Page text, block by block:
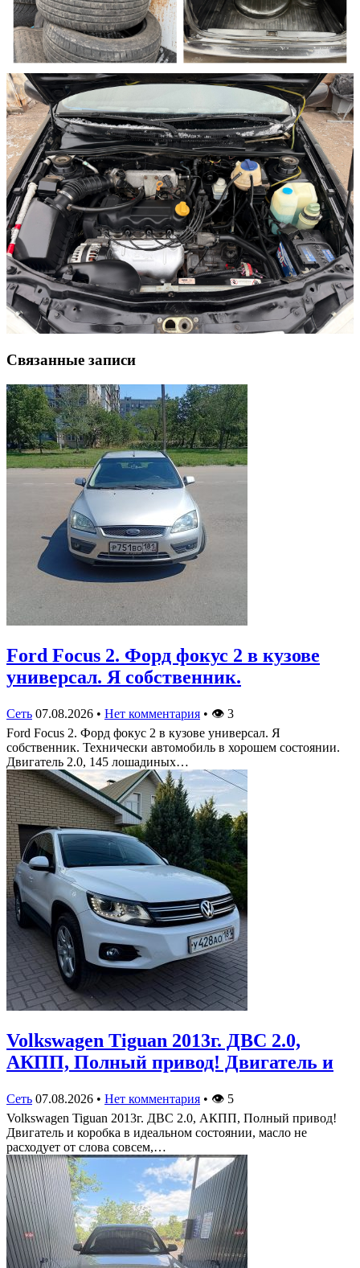
Связанные записи
Ford Focus 2. Форд фокус 2 в кузове
универсал. Я собственник.
Сеть 07.08.2026 • Нет комментария • 👁 3
Ford Focus 2. Форд фокус 2 в кузове универсал. Я
собственник. Технически автомобиль в хорошем состоянии.
Двигатель 2.0, 145 лошадиных…
Volkswagen Tiguan 2013г. ДВС 2.0,
АКПП, Полный привод! Двигатель и
Сеть 07.08.2026 • Нет комментария • 👁 5
Volkswagen Tiguan 2013г. ДВС 2.0, АКПП, Полный привод!
Двигатель и коробка в идеальном состоянии, масло не
расходует от слова совсем,…